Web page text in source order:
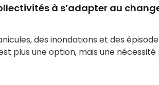
à s’adapter au
des inondations et des
plus une option, mais une